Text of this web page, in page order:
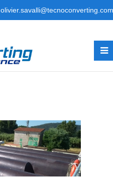
olivier.savalli@tecnoconverting.com